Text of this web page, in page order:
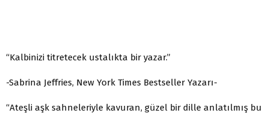
“Kalbinizi titretecek ustalıkta bir yazar.”
-Sabrina Jeffries, New York Times Bestseller Yazarı-
“Ateşli aşk sahneleriyle kavuran, güzel bir dille anlatılmış bu